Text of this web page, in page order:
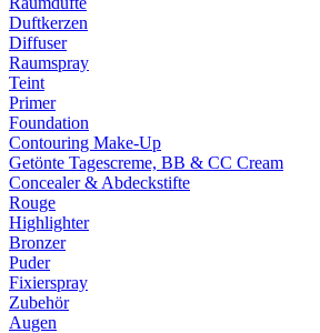
Duftkerzen
Diffuser
Raumspray
Teint
Primer
Foundation
Contouring Make-Up
Getönte Tagescreme, BB & CC Cream
Concealer & Abdeckstifte
Rouge
Highlighter
Bronzer
Puder
Fixierspray
Zubehör
Augen